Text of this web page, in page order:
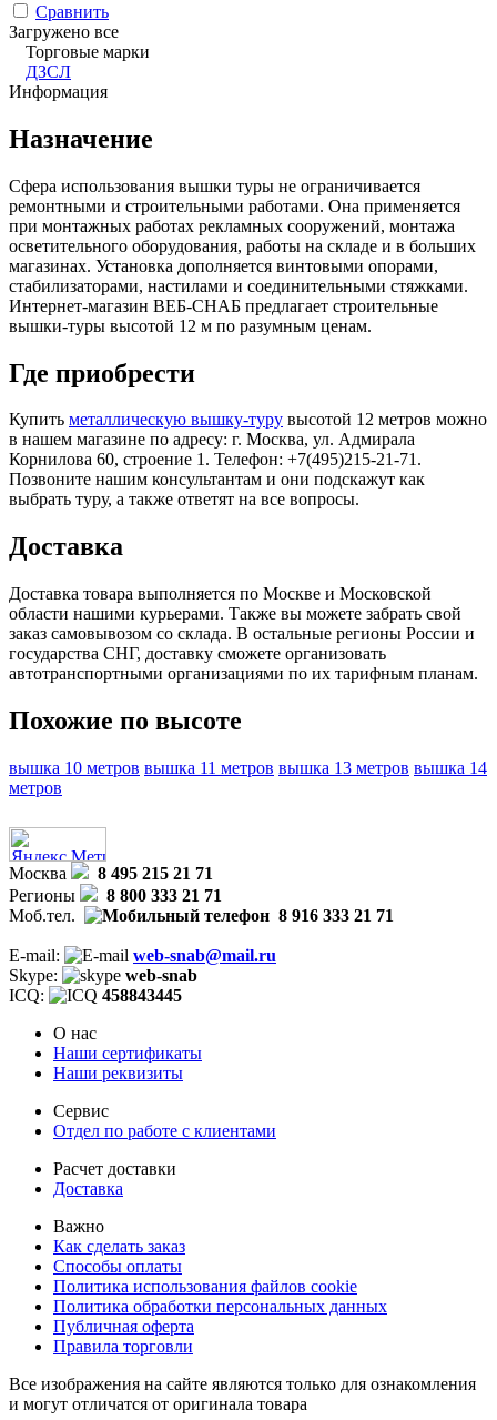
Сравнить
Загружено все
Торговые марки
ДЗСЛ
Информация
Назначение
Сфера использования вышки туры не ограничивается
ремонтными и строительными работами. Она применяется
при монтажных работах рекламных сооружений, монтажа
осветительного оборудования, работы на складе и в больших
магазинах. Установка дополняется винтовыми опорами,
стабилизаторами, настилами и соединительными стяжками.
Интернет-магазин ВЕБ-СНАБ предлагает строительные
вышки-туры высотой 12 м по разумным ценам.
Где приобрести
Купить металлическую вышку-туру высотой 12 метров можно
в нашем магазине по адресу: г. Москва, ул. Адмирала
Корнилова 60, строение 1. Телефон: +7(495)215-21-71.
Позвоните нашим консультантам и они подскажут как
выбрать туру, а также ответят на все вопросы.
Доставка
Доставка товара выполняется по Москве и Московской
области нашими курьерами. Также вы можете забрать свой
заказ самовывозом со склада. В остальные регионы России и
государства СНГ, доставку сможете организовать
автотранспортными организациями по их тарифным планам.
Похожие по высоте
вышка 10 метров вышка 11 метров вышка 13 метров вышка 14
метров
Москва
8 495 215 21 71
Регионы
8 800 333 21 71
Моб.тел.
8 916 333 21 71
E-mail:
web-snab@mail.ru
Skype:
web-snab
ICQ:
458843445
О нас
Наши сертификаты
Наши реквизиты
Сервис
Отдел по работе с клиентами
Расчет доставки
Доставка
Важно
Как сделать заказ
Способы оплаты
Политика использования файлов cookie
Политика обработки персональных данных
Публичная оферта
Правила торговли
Все изображения на сайте являются только для ознакомления
и могут отличатся от оригинала товара